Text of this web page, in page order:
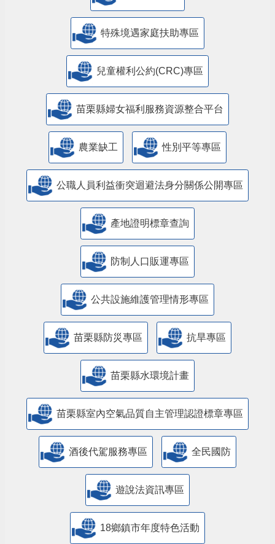
特殊境遇家庭扶助專區
兒童權利公約(CRC)專區
苗栗縣婦女福利服務資源整合平台
農業缺工 性別平等專區
公職人員利益衝突迴避法身分關係公開專區
產地證明標章查詢
防制人口販運專區
​公共設施維護管理情形專區
苗栗縣防災專區 抗旱專區
苗栗縣水環境計畫
苗栗縣室內空氣品質自主管理認證標章專區
酒後代駕服務專區 全民國防
遊說法資訊專區
18鄉鎮市年度特色活動